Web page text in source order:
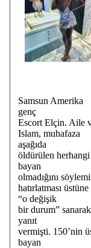
Samsun Amerika
genç
Escort Elçin. Aile
Islam, muhafaza
aşağıda
öldürülen herhangi
bayan
olmadığını
hatırlatması üstüne
“o değişik
bir durum” sanarak
yanıt
vermişti. 150’nin
bayan